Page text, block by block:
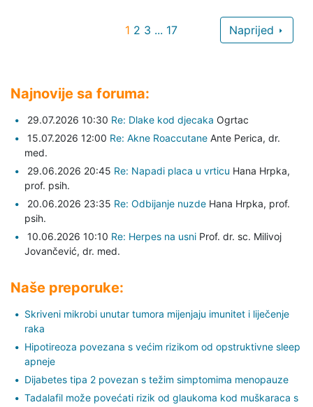
1 2 3 ... 17 Naprijed
Najnovije sa foruma:
29.07.2026 10:30 Re: Dlake kod djecaka Ogrtac
15.07.2026 12:00 Re: Akne Roaccutane Ante Perica, dr.
med.
29.06.2026 20:45 Re: Napadi placa u vrticu Hana Hrpka,
prof. psih.
20.06.2026 23:35 Re: Odbijanje nuzde Hana Hrpka, prof.
psih.
10.06.2026 10:10 Re: Herpes na usni Prof. dr. sc. Milivoj
Jovančević, dr. med.
Naše preporuke:
Skriveni mikrobi unutar tumora mijenjaju imunitet i liječenje
raka
Hipotireoza povezana s većim rizikom od opstruktivne sleep
apneje
Dijabetes tipa 2 povezan s težim simptomima menopauze
Tadalafil može povećati rizik od glaukoma kod muškaraca s